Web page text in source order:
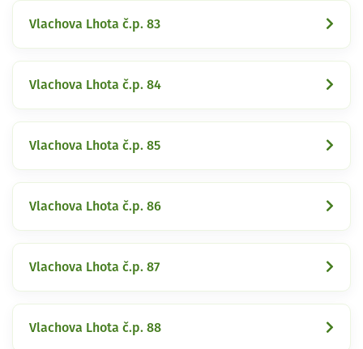
Vlachova Lhota č.p. 83
Vlachova Lhota č.p. 84
Vlachova Lhota č.p. 85
Vlachova Lhota č.p. 86
Vlachova Lhota č.p. 87
Vlachova Lhota č.p. 88